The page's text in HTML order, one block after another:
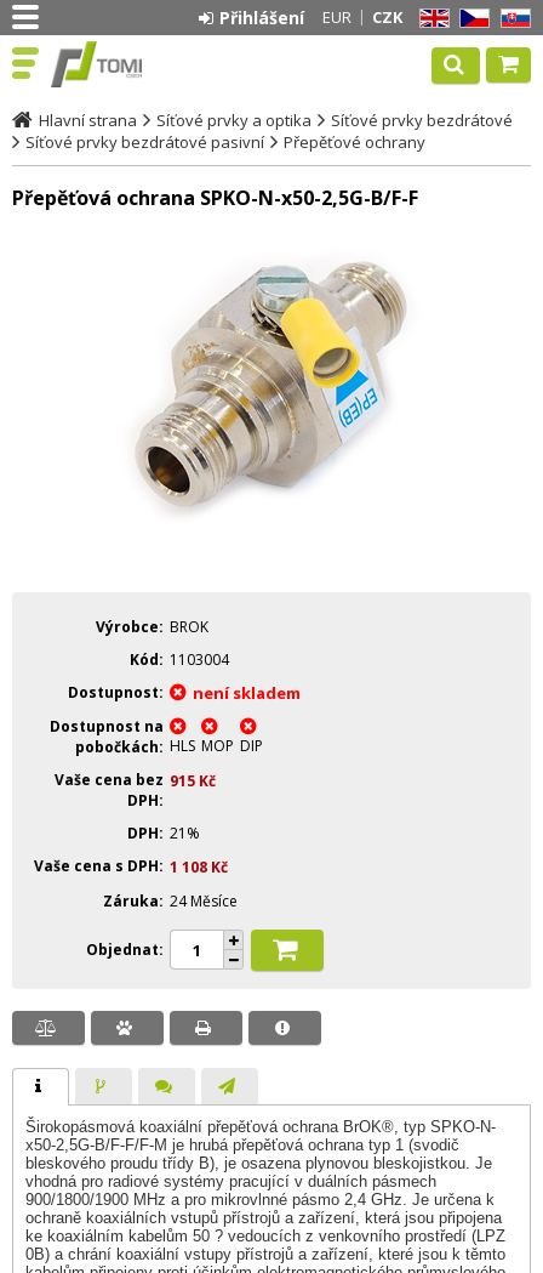
EN CZ SK
EUR CZK
Přihlášení
Hlavní strana Síťové prvky a optika
Síťové prvky bezdrátové
Síťové prvky bezdrátové pasivní
Přepěťové ochrany
Přepěťová ochrana SPKO-N-x50-2,5G-B/F-F
Výrobce
BROK
Kód
1103004
Dostupnost
není skladem
Dostupnost na
pobočkách
HLS MOP DIP
Vaše cena bez
DPH
915 Kč
DPH 21%
Vaše cena s DPH 1 108 Kč
Záruka 24 Měsíce
Objednat
Širokopásmová koaxiální přepěťová ochrana BrOK®, typ SPKO-N-
x50-2,5G-B/F-F/F-M je hrubá přepěťová ochrana typ 1 (svodič
bleskového proudu třídy B), je osazena plynovou bleskojistkou. Je
vhodná pro radiové systémy pracující v duálních pásmech
900/1800/1900 MHz a pro mikrovlnné pásmo 2,4 GHz. Je určena k
ochraně koaxiálních vstupů přístrojů a zařízení, která jsou připojena
ke koaxiálním kabelům 50 ? vedoucích z venkovního prostředí (LPZ
0B) a chrání koaxiální vstupy přístrojů a zařízení, které jsou k těmto